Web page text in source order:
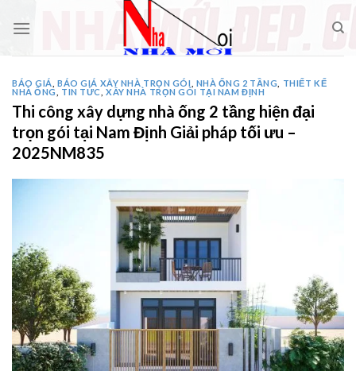
BÁO GIÁ ,BÁO GIÁ XÂY NHÀ TRỌN GÓI NHÀ ỐNG 2 TẦNG
THIẾT KẾ
NHÀ ỐNG
TIN TỨC ,XÂY NHÀ TRỌN GÓI TẠI NAM ĐỊNH
Thi công xây dựng nhà ống 2 tầng hiện đại
trọn gói tại Nam Định Giải pháp tối ưu –
2025NM835